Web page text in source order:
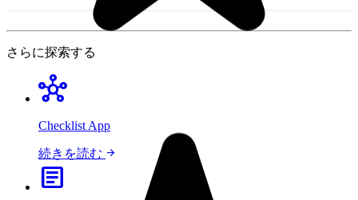
さらに探索する
hub
Checklist App
続きを読む arrow_forward
article